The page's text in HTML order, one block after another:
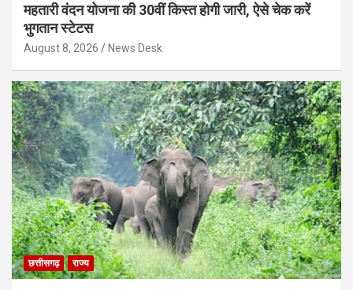
महतारी वंदन योजना की 30वीं किस्त होगी जारी, ऐसे चेक करें
भुगतान स्टेटस
August 8, 2026 News Desk
छत्तीसगढ़ राज्य